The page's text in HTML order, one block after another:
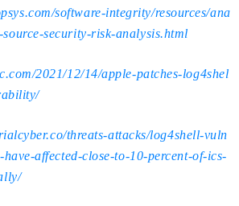
software-integrity/resources/ana
source-security-risk-analysis.html
2021/12/14/apple-patches-log4shel
threats-attacks/log4shell-vuln
affected-close-to-10-percent-of-ics-